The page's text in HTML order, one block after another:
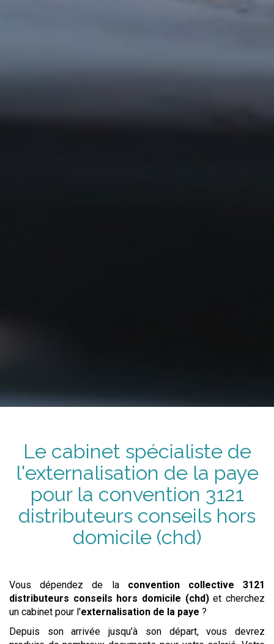
Le cabinet spécialiste de
l'externalisation de la paye
pour la convention 3121
distributeurs conseils hors
domicile (chd)
Vous dépendez de laconvention collective 3121
distributeurs conseils hors domicile (chd)et cherchez
un cabinet pour l'externalisation de la paye ?
Depuis son arrivée jusqu’à son départ, vous devrez